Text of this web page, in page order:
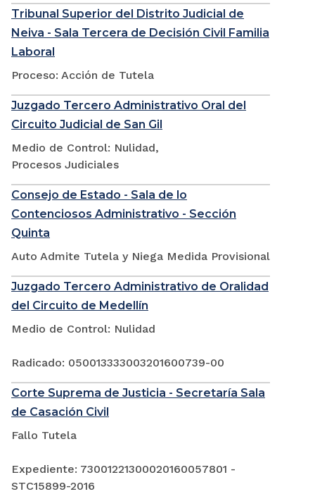
Tribunal Superior del Distrito Judicial de
Neiva - Sala Tercera de Decisión Civil Familia
Laboral
Proceso: Acción de Tutela
Juzgado Tercero Administrativo Oral del
Circuito Judicial de San Gil
Medio de Control: Nulidad,
Procesos Judiciales
Consejo de Estado - Sala de lo
Contenciosos Administrativo - Sección
Quinta
Auto Admite Tutela y Niega Medida Provisional
Juzgado Tercero Administrativo de Oralidad
del Circuito de Medellín
Medio de Control: Nulidad
Radicado: 050013333003201600739-00
Corte Suprema de Justicia - Secretaría Sala
de Casación Civil
Fallo Tutela
Expediente: 73001221300020160057801 -
STC15899-2016